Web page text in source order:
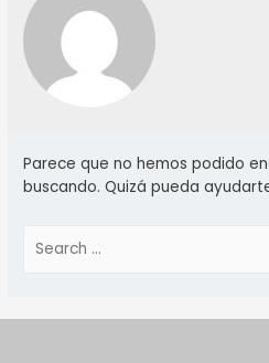
Parece que no hemos podido
buscando. Quizá pueda